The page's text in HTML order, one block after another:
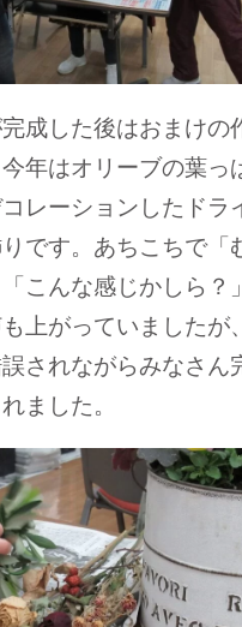
成した後はおまけの
年はオリーブの葉っ
レーションしたドラ
です。あちこちで「
こんな感じかしら？
上がっていましたが、
されながらみなさん
ました。